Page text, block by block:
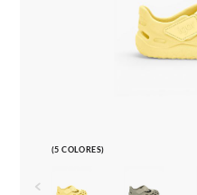
(5 COLORES)